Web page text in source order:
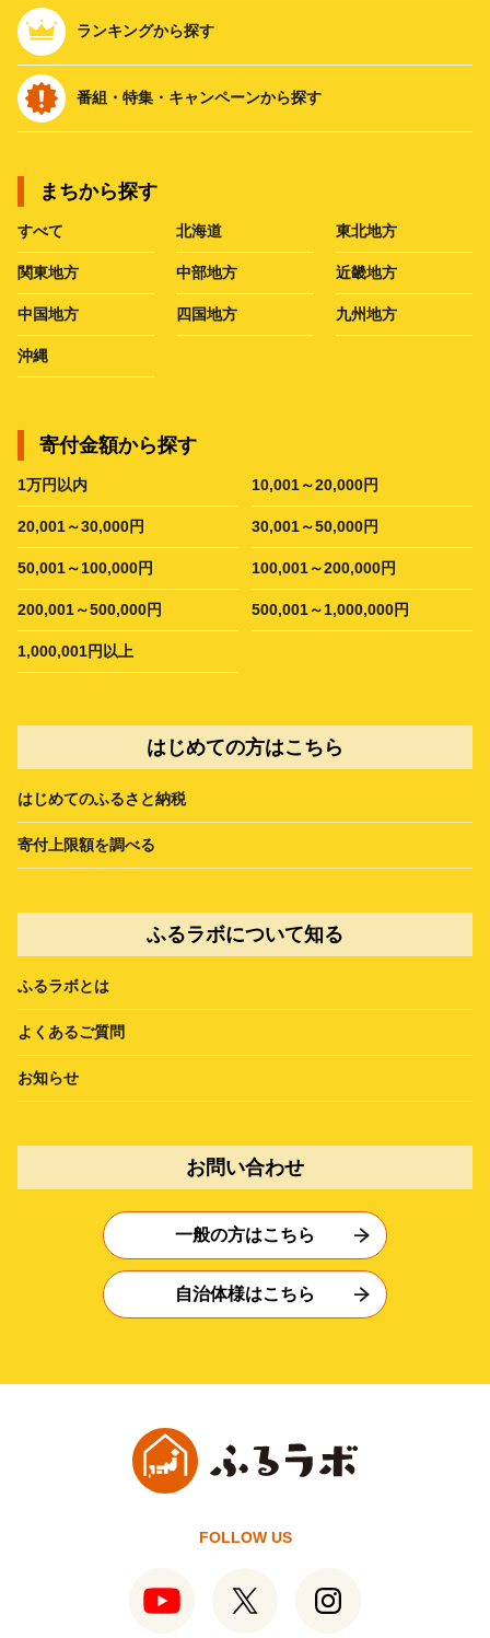
ランキングから探す
番組・特集・キャンペーンから探す
まちから探す
すべて 北海道 東北地方
関東地方 中部地方 近畿地方
中国地方 四国地方 九州地方
沖縄
寄付金額から探す
1万円以内 10,001～20,000円
20,001～30,000円 30,001～50,000円
50,001～100,000円 100,001～200,000円
200,001～500,000円 500,001～1,000,000円
1,000,001円以上
はじめての方はこちら
はじめてのふるさと納税
寄付上限額を調べる
ふるラボについて知る
ふるラボとは
よくあるご質問
お知らせ
お問い合わせ
一般の方はこちら
自治体様はこちら
FOLLOW US